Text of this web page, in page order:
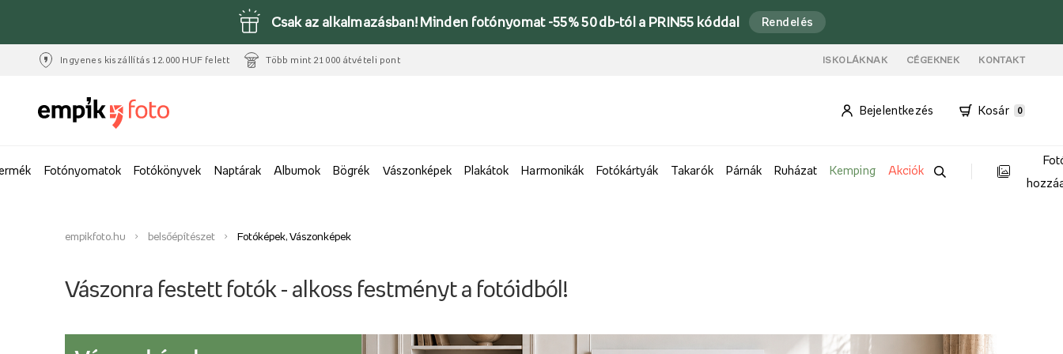
Csak az alkalmazásban! Minden fotónyomat -55% 50 db-tól a PRIN55 kóddal Rendelés
Ingyenes kiszállítás 12.000 HUF felett Több mint 21 000 átvételi pont ISKOLÁKNAK CÉGEKNEK KONTAKT
Bejelentkezés Kosár 0
Fotónyomatok Fotókönyvek Naptárak Albumok Bögrék Vászonképek Plakátok Harmonikák Fotókártyák Takarók Párnák Ruházat Kemping Akciók
empikfoto.hu belsőépítészet Fotóképek, Vászonképek
Vászonra festett fotók - alkoss festményt a fotóidból!